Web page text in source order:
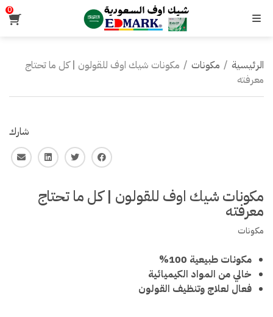
القائمة
0
الرئيسية / مكونات / مكونات شيك اوف للقولون | كل ما تحتاج
معرفته
شارك
فايس بوك
تويتر لينكـد انالبريد
مكونات شيك اوف للقولون | كل ما تحتاج
معرفته
مكونات
مكونات طبيعية 100%
خالي من المواد الكيميائية
فعال لعلاج وتنظيف القولون